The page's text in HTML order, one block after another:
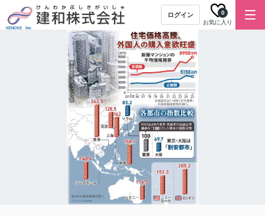
ログイン
お気に入り
0